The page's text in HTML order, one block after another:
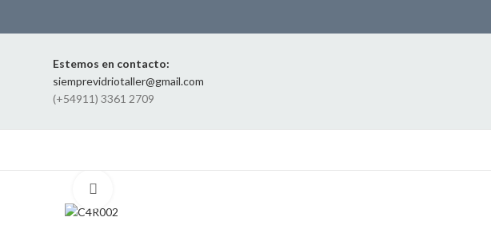
Estemos en contacto:
siemprevidriotaller@gmail.com
(+54911) 3361 2709